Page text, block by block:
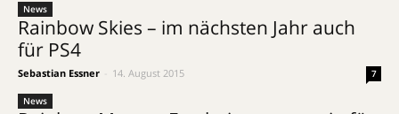
News
Rainbow Skies – im nächsten Jahr auch
für PS4
Sebastian Essner 14. August 2015 7
News